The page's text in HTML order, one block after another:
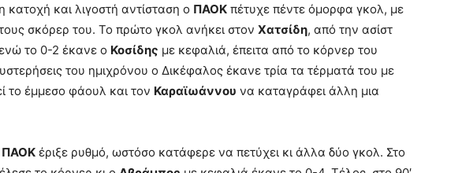
και λιγοστή αντίσταση ο ΠΑΟΚ πέτυχε πέντε όμορφα γκολ, με
σκόρερ του. Το πρώτο γκολ ανήκει στον Χατσίδη, από την ασίστ
το 0-2 έκανε ο Κοσίδης με κεφαλιά, έπειτα από το κόρνερ του
του ημιχρόνου ο Δικέφαλος έκανε τρία τα τέρματά του με
το έμμεσο φάουλ και τον Καραϊωάννου να καταγράφει άλλη μια
ΠΑΟΚ έριξε ρυθμό, ωστόσο κατάφερε να πετύχει κι άλλα δύο γκολ. Στο